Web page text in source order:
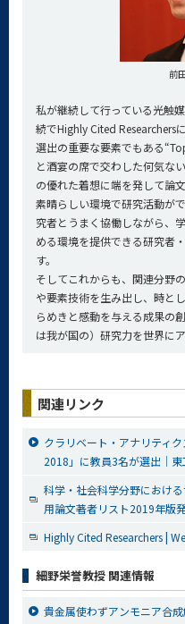
前
私が継続して行っている光触
続でHighly Cited Researchers
選出の重要な要素でもある
と酒宴の席で交わした何気な
の優れた着想に端を発して論
素晴らしい環境で研究活動が
究者とうまく協働しながら、
める環境を提供できる研究者
す。
そしてこれからも、関連分野
や要素技術を生み出し、時と
らめきと感動を与える成果の
は我が国の）研究力を世界に
関連リンク
クラリベート・アナリティ
2018」に教員3名が選出｜東
科学・社会科学分野におけ
用論文著者リスト2019年版
Highly Cited Researchers |
細野栄誉教授 関連情報
貴金属使わずアンモニア合